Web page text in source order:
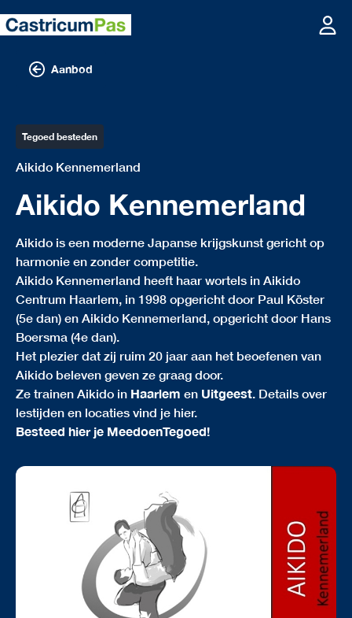
Aanbod
Tegoed besteden
Aikido Kennemerland
Aikido Kennemerland
Aikido is een moderne Japanse krijgskunst gericht op
harmonie en zonder competitie.
Aikido Kennemerland heeft haar wortels in Aikido
Centrum Haarlem, in 1998 opgericht door Paul Köster
(5e dan) en Aikido Kennemerland, opgericht door Hans
Boersma (4e dan).
Het plezier dat zij ruim 20 jaar aan het beoefenen van
Aikido beleven geven ze graag door.
Ze trainen Aikido in Haarlem en Uitgeest. Details over
lestijden en locaties vind je hier.
Besteed hier je MeedoenTegoed!